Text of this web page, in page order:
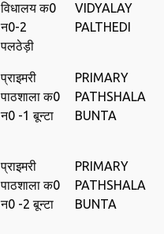
विधालय क0
न0-2
पलठेड़ी
VIDYALAY
PALTHEDI
प्राइमरी
पाठशाला क0
न0 -1 बून्‍टा
PRIMARY
PATHSHALA
BUNTA
प्राइमरी
पाठशाला क0
न0 -2 बून्‍टा
PRIMARY
PATHSHALA
BUNTA